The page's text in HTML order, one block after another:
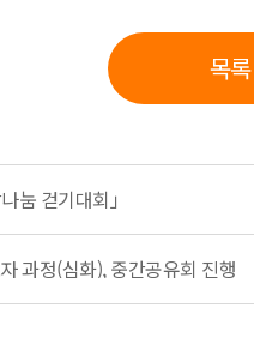
목록
눔 걷기대회」
과정(심화), 중간공유회 진행